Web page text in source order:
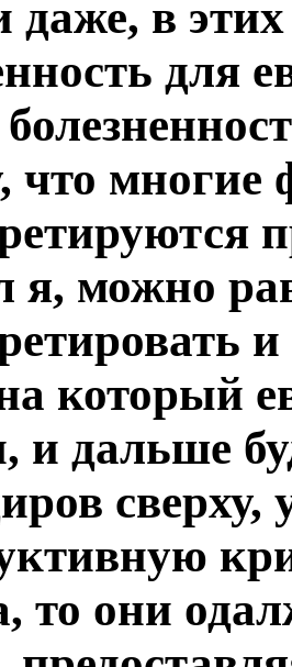
даже, в этих
для
что многие
я, можно
который
и дальше
сверху,
то они